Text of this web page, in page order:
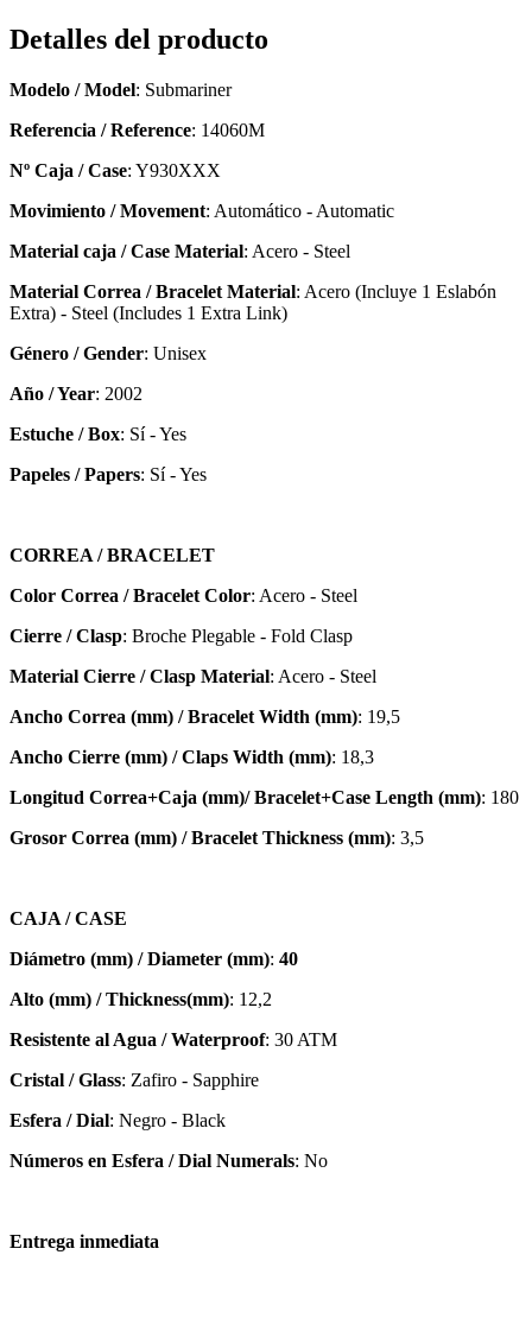
Detalles del producto
Modelo / Model: Submariner
Referencia / Reference: 14060M
Nº Caja / Case: Y930XXX
Movimiento / Movement: Automático - Automatic
Material caja / Case Material: Acero - Steel
Material Correa / Bracelet Material: Acero (Incluye 1 Eslabón
Extra) - Steel (Includes 1 Extra Link)
Género / Gender: Unisex
Año / Year: 2002
Estuche / Box: Sí - Yes
Papeles / Papers: Sí - Yes
CORREA / BRACELET
Color Correa / Bracelet Color: Acero - Steel
Cierre / Clasp: Broche Plegable - Fold Clasp
Material Cierre / Clasp Material: Acero - Steel
Ancho Correa (mm) / Bracelet Width (mm): 19,5
Ancho Cierre (mm) / Claps Width (mm): 18,3
Longitud Correa+Caja (mm)/ Bracelet+Case Length (mm): 180
Grosor Correa (mm) / Bracelet Thickness (mm): 3,5
CAJA / CASE
Diámetro (mm) / Diameter (mm): 40
Alto (mm) / Thickness(mm): 12,2
Resistente al Agua / Waterproof: 30 ATM
Cristal / Glass: Zafiro - Sapphire
Esfera / Dial: Negro - Black
Números en Esfera / Dial Numerals: No
Entrega inmediata